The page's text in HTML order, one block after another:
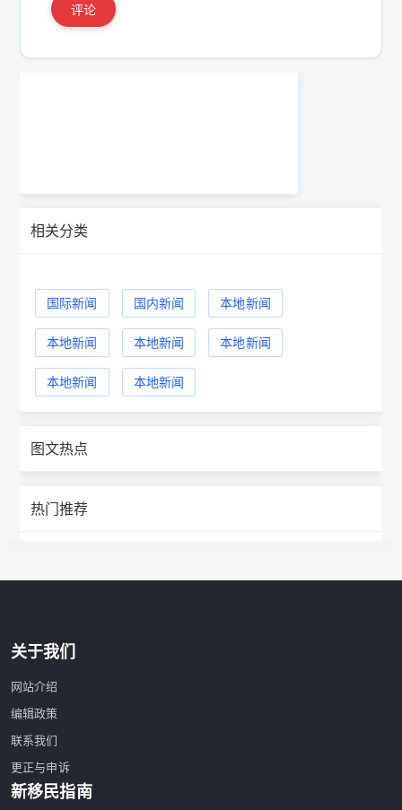
评论
相关分类
国际新闻 国内新闻 本地新闻
本地新闻 本地新闻 本地新闻
本地新闻 本地新闻
图文热点
热门推荐
关于我们
网站介绍
编辑政策
联系我们
更正与申诉
新移民指南